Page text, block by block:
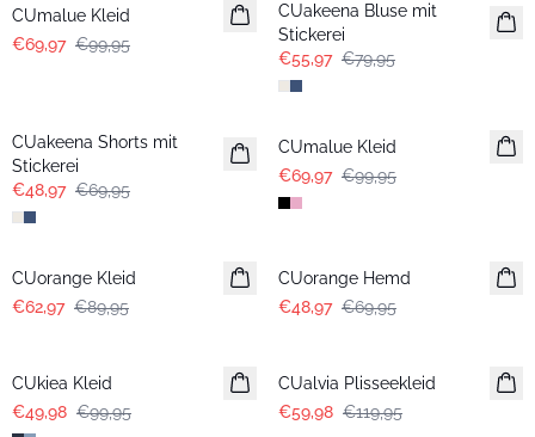
CUmalue Kleid
€69,97 €99,95
CUakeena Bluse mit
Stickerei
€55,97 €79,95
CUakeena Shorts mit
Stickerei
€48,97 €69,95
-30%
CUmalue Kleid
€69,97 €99,95
-30%
CUorange Kleid
€62,97 €89,95
CUorange Hemd
€48,97 €69,95
CUkiea Kleid
€49,98 €99,95
CUalvia Plisseekleid
€59,98 €119,95